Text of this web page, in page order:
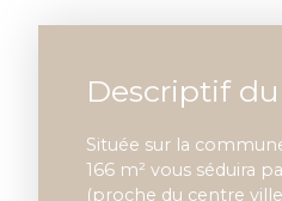
Descriptif
Située sur la
166 m² vous séduira
(proche du centre